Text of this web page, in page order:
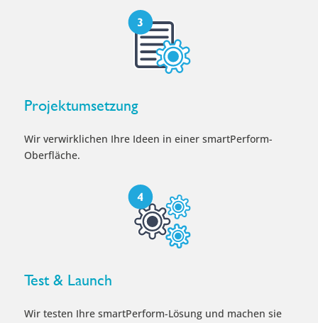
Projektumsetzung
Wir verwirklichen Ihre Ideen in einer smartPerform-
Oberfläche.
Test & Launch
Wir testen Ihre smartPerform-Lösung und machen sie